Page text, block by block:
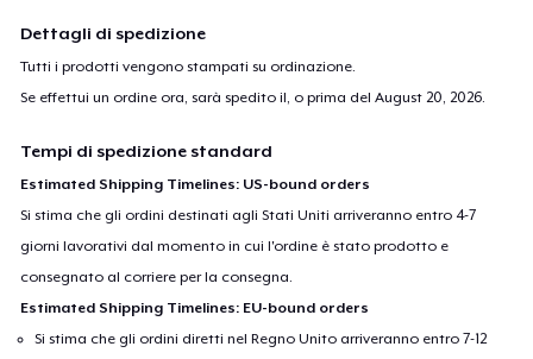
Dettagli di spedizione
Tutti i prodotti vengono stampati su ordinazione.
Se effettui un ordine ora, sarà spedito il, o prima delAugust 20, 2026.
Tempi di spedizione standard
Estimated Shipping Timelines: US-bound orders
Si stima che gli ordini destinati agli Stati Uniti arriveranno entro 4-7
giorni lavorativi dal momento in cui l'ordine è stato prodotto e
consegnato al corriere per la consegna.
Estimated Shipping Timelines: EU-bound orders
Si stima che gli ordini diretti nel Regno Unito arriveranno entro 7-12